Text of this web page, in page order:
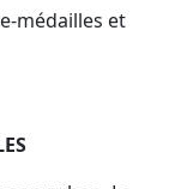
médailles et